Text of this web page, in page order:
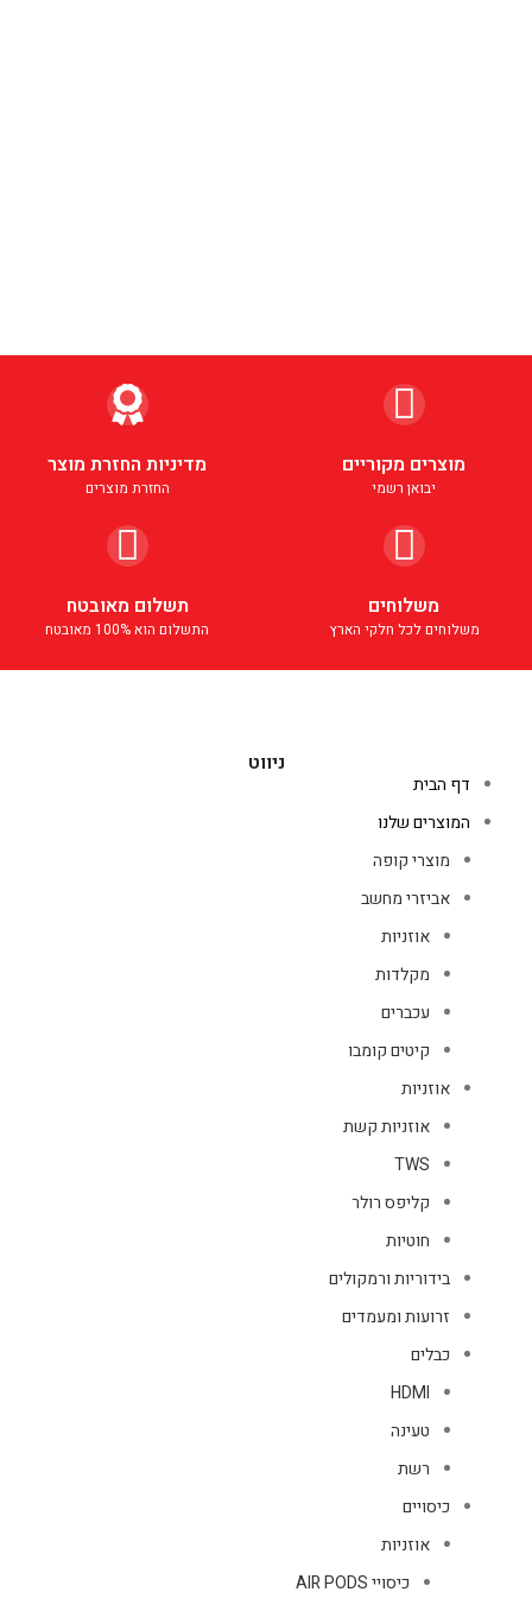
מוצרים מקוריים
יבואן רשמי
מדיניות החזרת מוצר
החזרת מוצרים
משלוחים
משלוחים לכל חלקי הארץ
תשלום מאובטח
התשלום הוא 100% מאובטח
ניווט
דף הבית
המוצרים שלנו
מוצרי קופה
אביזרי מחשב
אוזניות
מקלדות
עכברים
קיטים קומבו
אוזניות
אוזניות קשת
TWS
קליפס רולר
חוטיות
בידוריות ורמקולים
זרועות ומעמדים
כבלים
HDMI
טעינה
רשת
כיסויים
אוזניות
כיסויי AIR PODS